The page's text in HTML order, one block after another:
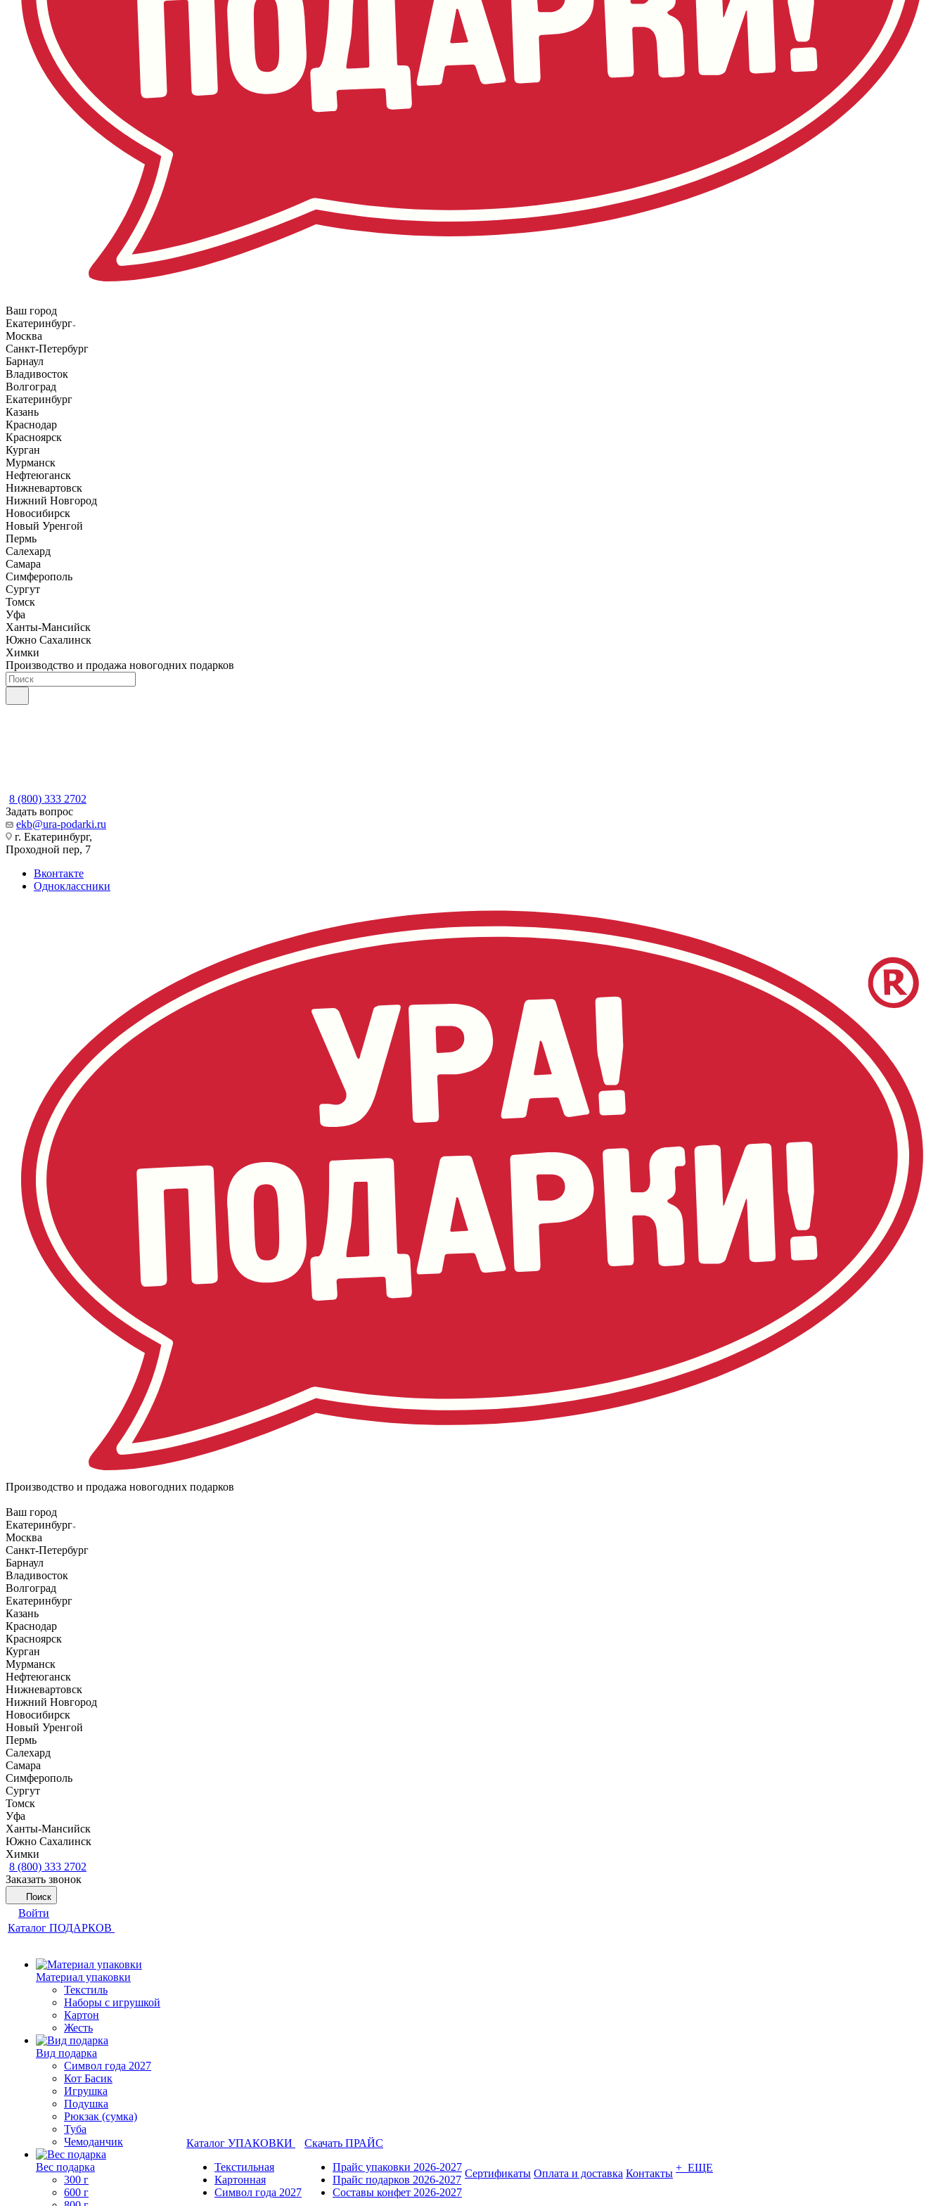
Ваш город
Екатеринбург
Москва
Санкт-Петербург
Барнаул
Владивосток
Волгоград
Екатеринбург
Казань
Краснодар
Красноярск
Курган
Мурманск
Нефтеюганск
Нижневартовск
Нижний Новгород
Новосибирск
Новый Уренгой
Пермь
Салехард
Самара
Симферополь
Сургут
Томск
Уфа
Ханты-Мансийск
Южно Сахалинск
Химки
Производство и продажа новогодних подарков
8 (800) 333 2702
Задать вопрос
ekb@ura-podarki.ru
г. Екатеринбург,
Проходной пер, 7
Вконтакте
Одноклассники
Производство и продажа новогодних подарков
Ваш город
Екатеринбург
Москва
Санкт-Петербург
Барнаул
Владивосток
Волгоград
Екатеринбург
Казань
Краснодар
Красноярск
Курган
Мурманск
Нефтеюганск
Нижневартовск
Нижний Новгород
Новосибирск
Новый Уренгой
Пермь
Салехард
Самара
Симферополь
Сургут
Томск
Уфа
Ханты-Мансийск
Южно Сахалинск
Химки
8 (800) 333 2702
Заказать звонок
Поиск
Войти
Каталог ПОДАРКОВ
Материал упаковки
Текстиль
Наборы с игрушкой
Картон
Жесть
Вид подарка
Символ года 2027
Кот Басик
Игрушка
Подушка
Рюкзак (сумка)
Туба
Чемоданчик
Вес подарка
300 г
600 г
Каталог УПАКОВКИ
Текстильная
Картонная
Символ года 2027
Скачать ПРАЙС
Прайс упаковки 2026-2027
Прайс подарков 2026-2027
Составы конфет 2026-2027
Сертификаты Оплата и доставка Контакты + ЕЩЕ